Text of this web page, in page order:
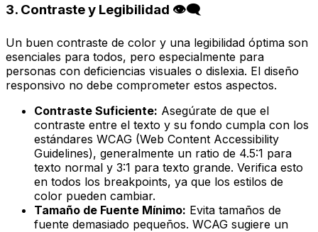
3. Contraste y Legibilidad 👁️‍🗨️
Un buen contraste de color y una legibilidad óptima son
esenciales para todos, pero especialmente para
personas con deficiencias visuales o dislexia. El diseño
responsivo no debe comprometer estos aspectos.
Contraste Suficiente: Asegúrate de que el
contraste entre el texto y su fondo cumpla con los
estándares WCAG (Web Content Accessibility
Guidelines), generalmente un ratio de 4.5:1 para
texto normal y 3:1 para texto grande. Verifica esto
en todos los breakpoints, ya que los estilos de
color pueden cambiar.
Tamaño de Fuente Mínimo: Evita tamaños de
fuente demasiado pequeños. WCAG sugiere un